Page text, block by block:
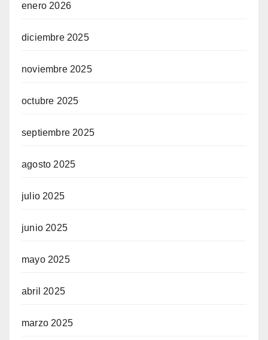
enero 2026
diciembre 2025
noviembre 2025
octubre 2025
septiembre 2025
agosto 2025
julio 2025
junio 2025
mayo 2025
abril 2025
marzo 2025